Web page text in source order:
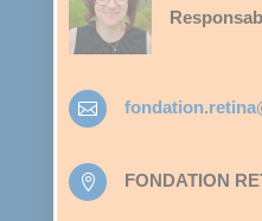

 FONDATION